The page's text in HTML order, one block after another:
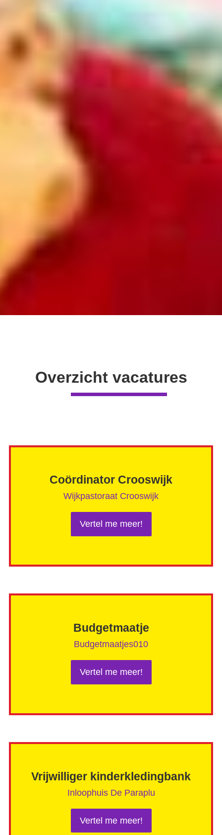
Overzicht vacatures
Coördinator Crooswijk
Wijkpastoraat Crooswijk
Vertel me meer!
Budgetmaatje
Budgetmaatjes010
Vertel me meer!
Vrijwilliger kinderkledingbank
Inloophuis De Paraplu
Vertel me meer!